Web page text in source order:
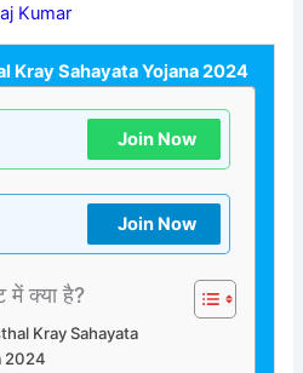
Kumar
Kray Sahayata Yojana 2024
Join Now
Join Now
में क्या है?
Kray Sahayata
2024